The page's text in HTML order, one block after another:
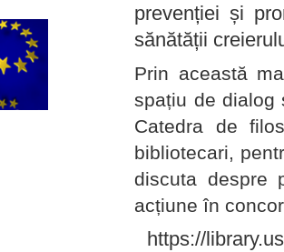
prevenției și
sănătății
Prin această
spațiu de dialog
Catedra de
bibliotecari,
discuta despre
acțiune în
https://